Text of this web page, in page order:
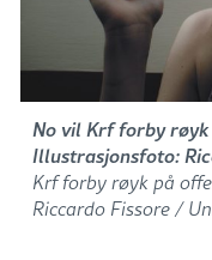
No vil Krf forby
Illustrasjonsfoto:
Krf forby røyk på
Riccardo Fissore /